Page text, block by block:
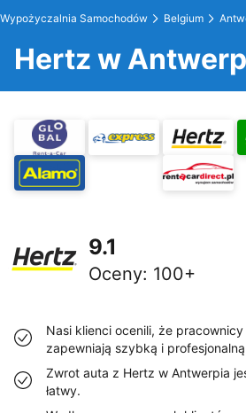
Wypożyczalnia Samochodów Belgium
Hertz w
9.1
Oceny: 100+
Nasi klienci ocenili, że
zapewniają szybką i
Zwrot auta z Hertz w Antwerpia
łatwy.